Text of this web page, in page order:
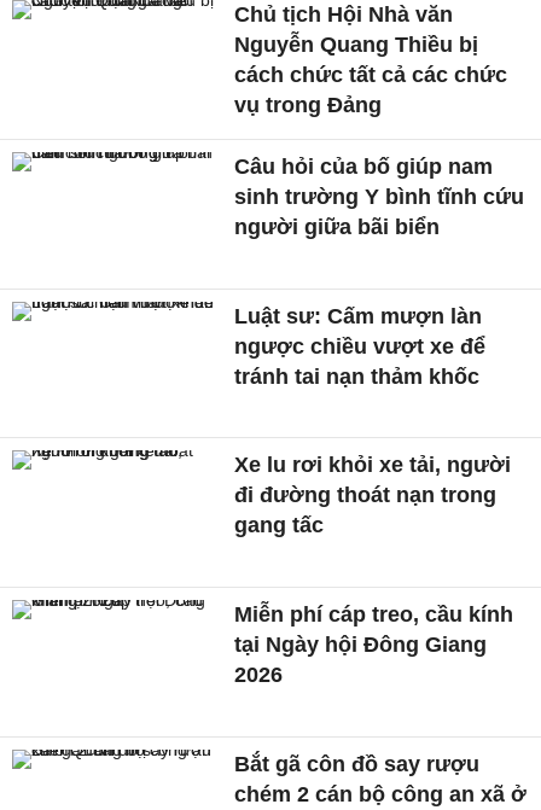
Chủ tịch Hội Nhà văn
Nguyễn Quang Thiều bị
cách chức tất cả các chức
vụ trong Đảng
Câu hỏi của bố giúp nam
sinh trường Y bình tĩnh cứu
người giữa bãi biển
Luật sư: Cấm mượn làn
ngược chiều vượt xe để
tránh tai nạn thảm khốc
Xe lu rơi khỏi xe tải, người
đi đường thoát nạn trong
gang tấc
Miễn phí cáp treo, cầu kính
tại Ngày hội Đông Giang
2026
Bắt gã côn đồ say rượu
chém 2 cán bộ công an xã ở